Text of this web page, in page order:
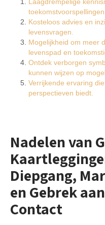
toekomstvoorspellingen.
Kosteloos advies en
levensvragen.
Mogelijkheid om meer
levenspad en
Ontdek verborgen
kunnen wijzen op
Verrijkende ervaring
perspectieven biedt.
Nadelen van
Diepgang,
en Gebrek
Contact